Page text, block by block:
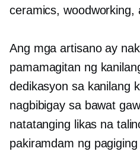
ceramics, woodworking,
Ang mga artisano ay
pamamagitan ng
dedikasyon sa kanilang
nagbibigay sa bawat
natatanging likas na
pakiramdam ng pagiging